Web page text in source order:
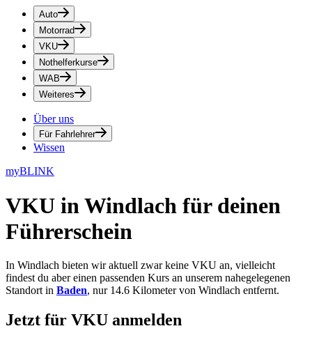
Auto
Motorrad
VKU
Nothelferkurse
WAB
Weiteres
Über uns
Für Fahrlehrer
Wissen
myBLINK
VKU in Windlach für deinen
Führerschein
In Windlach bieten wir aktuell zwar keine VKU an, vielleicht
findest du aber einen passenden Kurs an unserem nahegelegenen
Standort in Baden, nur 14.6 Kilometer von Windlach entfernt.
Jetzt für VKU anmelden